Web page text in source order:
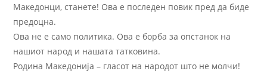
Македонци, станете! Ова е последен повик пред да биде
предоцна.
Ова не е само политика. Ова е борба за опстанок на
нашиот народ и нашата татковина.
Родина Македонија – гласот на народот што не молчи!